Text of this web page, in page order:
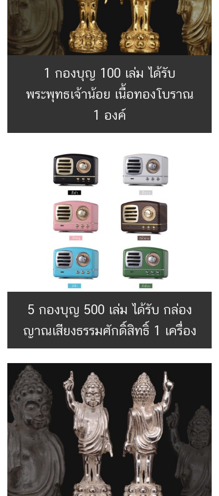
1 กองบุญ 100 เล่ม ได้รับ
พระพุทธเจ้าน้อย เนื้อทองโบราณ
1 องค์
5 กองบุญ 500 เล่ม ได้รับ กล่อง
ญาณเสียงธรรมศักดิ์สิทธิ์ 1 เครื่อง